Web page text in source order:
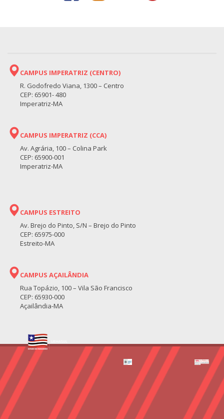
CAMPUS IMPERATRIZ (CENTRO)
R. Godofredo Viana, 1300 – Centro
CEP: 65901- 480
Imperatriz-MA
CAMPUS IMPERATRIZ (CCA)
Av. Agrária, 100 – Colina Park
CEP: 65900-001
Imperatriz-MA
CAMPUS ESTREITO
Av. Brejo do Pinto, S/N – Brejo do Pinto
CEP: 65975-000
Estreito-MA
CAMPUS AÇAILÂNDIA
Rua Topázio, 100 – Vila São Francisco
CEP: 65930-000
Açailândia-MA